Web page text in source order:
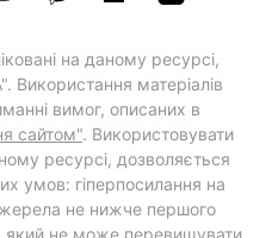
на даному ресурсі,
матеріалів
вимог, описаних в
сайтом". Використовувати
ресурсі, дозволяється
умов: гіперпосилання на
не нижче першого